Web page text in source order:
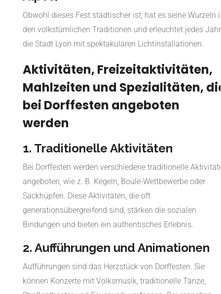
Obwohl dieses Fest städtischer ist, hat es seine Wurzeln
den volkstümlichen Traditionen und erleuchtet jedes Jahr
die Stadt Lyon mit spektakulären Lichtinstallationen.
Aktivitäten, Freizeitaktivitäten,
Mahlzeiten und Spezialitäten,
bei Dorffesten angeboten
werden
1. Traditionelle Aktivitäten
Bei Dorffesten werden verschiedene traditionelle
angeboten, wie z. B. Kegeln, Boule-Wettbewerbe oder
Sackhüpfen. Diese Aktivitäten, die oft
generationsübergreifend sind, stärken die sozialen
Bindungen und bieten ein authentisches Erlebnis.
2. Aufführungen und Animationen
Aufführungen sind das Herzstück von Dorffesten. Sie
können Konzerte mit Volksmusik, traditionelle Tänze,